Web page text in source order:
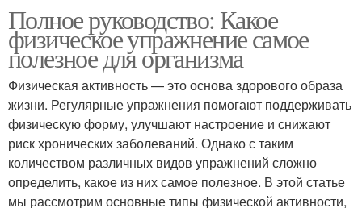
Полное руководство: Какое
физическое упражнение самое
полезное для организма
Физическая активность — это основа здорового образа
жизни. Регулярные упражнения помогают поддерживать
физическую форму, улучшают настроение и снижают
риск хронических заболеваний. Однако с таким
количеством различных видов упражнений сложно
определить, какое из них самое полезное. В этой статье
мы рассмотрим основные типы физической активности,